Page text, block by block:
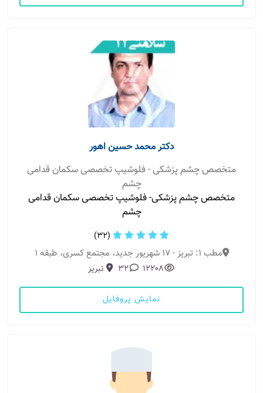
دکتر محمد حسین اهور
متخصص چشم پزشکی - فلوشیپ تخصصی سکمان قدامی
چشم
متخصص چشم پزشکی- فلوشیپ تخصصی سکمان قدامی
چشم
(32)
مطب 1: تبریز - 17 شهریور جدید، مجتمع کسری، طبقه 1
12208
32 تبریز
نمایش پروفایل